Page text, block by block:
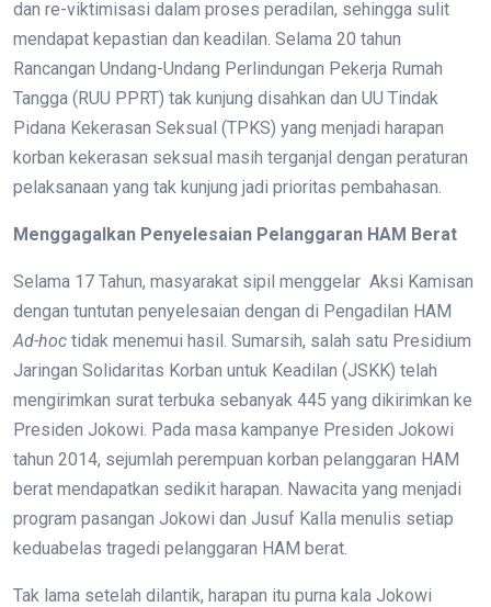
dan re-viktimisasi dalam proses peradilan, sehingga sulit
mendapat kepastian dan keadilan. Selama 20 tahun
Rancangan Undang-Undang Perlindungan Pekerja Rumah
Tangga (RUU PPRT) tak kunjung disahkan dan UU Tindak
Pidana Kekerasan Seksual (TPKS) yang menjadi harapan
korban kekerasan seksual masih terganjal dengan peraturan
pelaksanaan yang tak kunjung jadi prioritas pembahasan.
Menggagalkan Penyelesaian Pelanggaran HAM Berat
Selama 17 Tahun, masyarakat sipil menggelar Aksi Kamisan
dengan tuntutan penyelesaian dengan di Pengadilan HAM
Ad-hoc tidak menemui hasil. Sumarsih, salah satu Presidium
Jaringan Solidaritas Korban untuk Keadilan (JSKK) telah
mengirimkan surat terbuka sebanyak 445 yang dikirimkan ke
Presiden Jokowi. Pada masa kampanye Presiden Jokowi
tahun 2014, sejumlah perempuan korban pelanggaran HAM
berat mendapatkan sedikit harapan. Nawacita yang menjadi
program pasangan Jokowi dan Jusuf Kalla menulis setiap
keduabelas tragedi pelanggaran HAM berat.
Tak lama setelah dilantik, harapan itu purna kala Jokowi